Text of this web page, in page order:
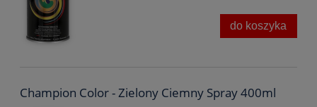
do koszyka
Champion Color - Zielony Ciemny Spray 400ml